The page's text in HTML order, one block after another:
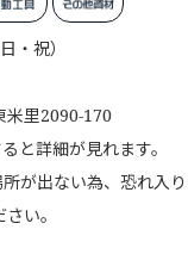
・祝）
米里2090-170
と詳細が見れます。
が出ない為、恐れ入
い。